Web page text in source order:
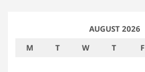
AUGUST 2026
M
T W T F